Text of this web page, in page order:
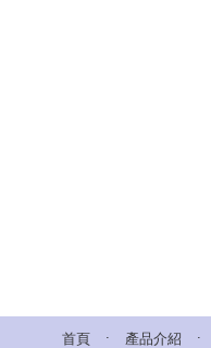
首頁 . 產品介紹 .